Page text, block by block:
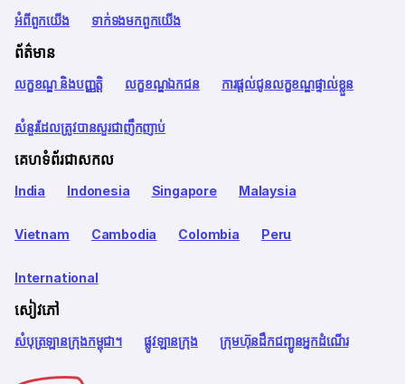
អំពី​ពួក​យើង ទាក់ទង​មក​ពួក​យើង
ព័ត៌មាន
លក្ខខណ្ឌ និងបញ្ញត្តិ លក្ខខណ្ឌឯកជន ការផ្តល់ជូនលក្ខខណ្ឌផ្ទាល់ខ្លួន
សំនួរដែលត្រូវបានសួរជាញឹកញាប់
គេហទំព័រជាសកល
India Indonesia Singapore Malaysia
Vietnam Cambodia Colombia Peru
International
សៀវភៅ
សំបុត្រឡានក្រុងកម្ពុជា។ ផ្លូវឡានក្រុង ក្រុមហ៊ុនដឹកជញ្ជូនអ្នកដំណើរ